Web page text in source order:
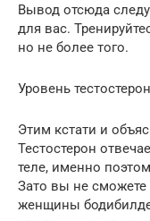
Вывод отсюда
для вас.
но не более того.
Уровень
Этим кстати и
Тестостерон
теле, именно
Зато вы не сможете
женщины